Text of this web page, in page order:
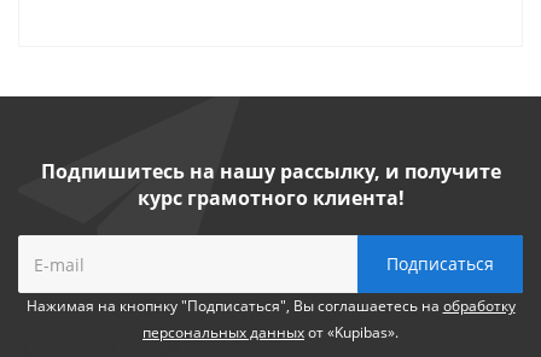
Подпишитесь на нашу рассылку, и получите
курс грамотного клиента!
Нажимая на кнопнку "Подписаться", Вы соглашаетесь на обработку
персональных данныхот «Kupibas».